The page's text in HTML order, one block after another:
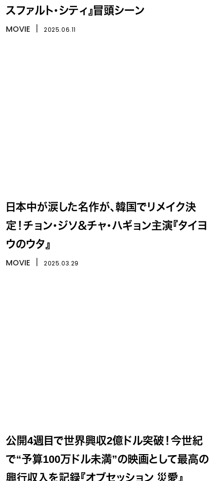
スファルト・シティ』冒頭シーン
MOVIE 2025.06.11
日本中が涙した名作が、韓国でリメイク決
定！チョン・ジソ＆チャ・ハギョン主演『タイヨ
ウのウタ』
MOVIE 2025.03.29
公開4週目で世界興収2億ドル突破！今世紀
で“予算100万ドル未満”の映画として最高の
興行収入を記録『オブセッション 災愛』